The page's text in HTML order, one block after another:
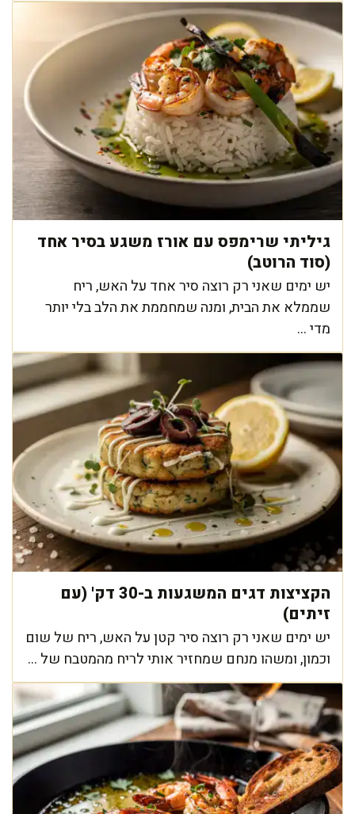
גיליתי שרימפס עם אורז משגע בסיר אחד
(סוד הרוטב)
יש ימים שאני רק רוצה סיר אחד על האש, ריח
שממלא את הבית, ומנה שמחממת את הלב בלי יותר
מדי ...
הקציצות דגים המשגעות ב-30 דק' (עם
זיתים)
יש ימים שאני רק רוצה סיר קטן על האש, ריח של שום
וכמון, ומשהו מנחם שמחזיר אותי לריח מהמטבח של ...